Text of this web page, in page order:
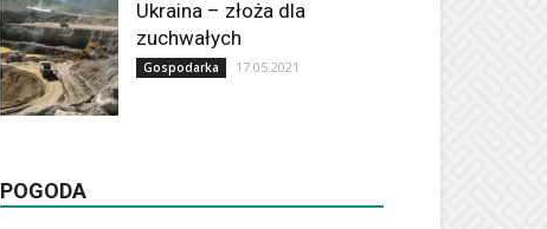
Ukraina – złoża dla
zuchwałych
Gospodarka 17.05.2021
POGODA